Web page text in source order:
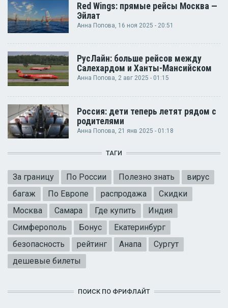
Red Wings: прямые рейсы Москва —
Эйлат
Анна Попова , 16 ноя 2025 - 20:51
РусЛайн: больше рейсов между
Салехардом и Ханты-Мансийском
Анна Попова, 2 авг 2025 - 01:15
Россия: дети теперь летят рядом с
родителями
Анна Попова , 21 янв 2025 - 01:18
ТАГИ
За границу По России Полезно знать
вирус
багаж
По Европе распродажа
Скидки
Москва
Самара Где купить
Индия
Симферополь
Бонус
Екатеринбург
безопасность
рейтинг Анапа
Сургут
дешевые билеты
ПОИСК ПО ФРИФЛАЙТ